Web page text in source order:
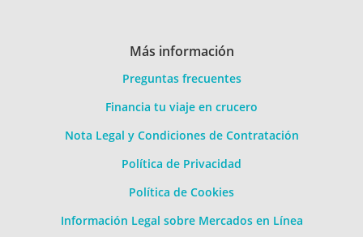
Más información
Preguntas frecuentes
Financia tu viaje en crucero
Nota Legal y Condiciones de Contratación
Política de Privacidad
Política de Cookies
Información Legal sobre Mercados en Línea